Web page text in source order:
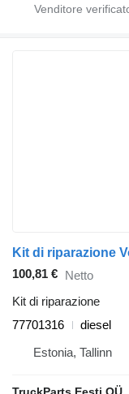
100,81 € Netto
Kit di riparazione
77701316
diesel
Estonia, Tallinn